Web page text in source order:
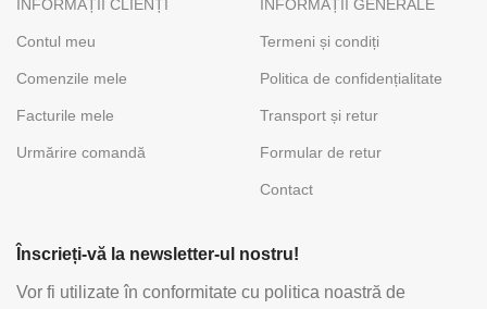
INFORMAȚII CLIENȚI
Contul meu
Comenzile mele
Facturile mele
Urmărire comandă
INFORMAȚII GENERALE
Termeni și condiți
Politica de confidențialitate
Transport și retur
Formular de retur
Contact
Înscrieți-vă la newsletter-ul nostru!
Vor fi utilizate în conformitate cu politica noastră de